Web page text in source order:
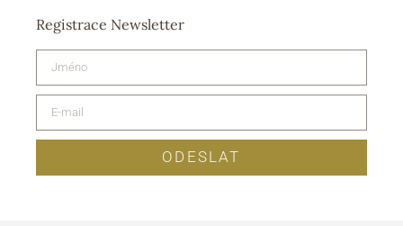
Registrace Newsletter
ODESLAT